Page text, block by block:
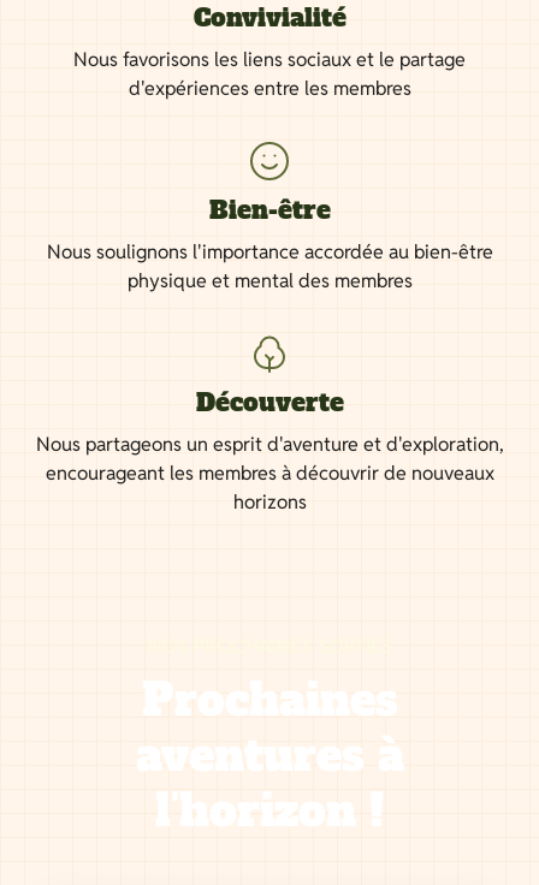
Convivialité
Nous favorisons les liens sociaux et le partage
d'expériences entre les membres
Bien-être
Nous soulignons l'importance accordée au bien-être
physique et mental des membres
Découverte
Nous partageons un esprit d'aventure et d'exploration,
encourageant les membres à découvrir de nouveaux
horizons
Prochaines
aventures à
l'horizon !